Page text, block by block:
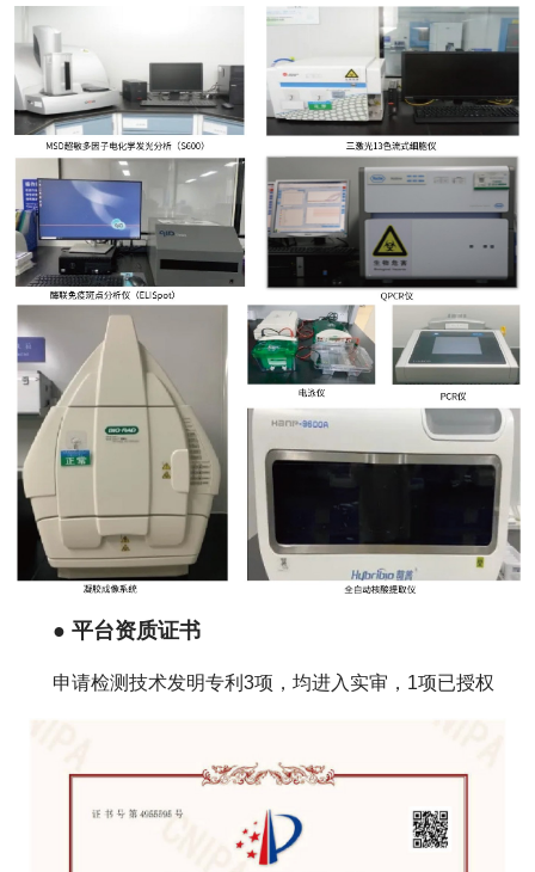
● 平台资质证书
申请检测技术发明专利3项，均进入实审，1项已授权